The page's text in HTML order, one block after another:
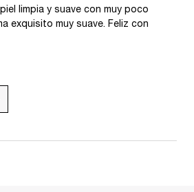
limpia y suave con muy poco
exquisito muy suave. Feliz con